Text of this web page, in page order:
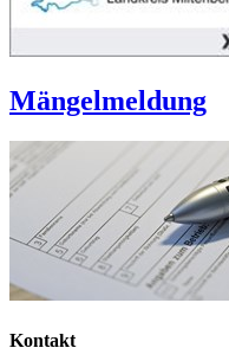
Mängelmeldung
Kontakt